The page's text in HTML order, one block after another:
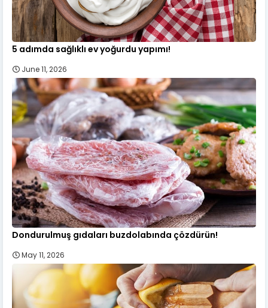
5 adımda sağlıklı ev yoğurdu yapımı!
June 11, 2026
Dondurulmuş gıdaları buzdolabında çözdürün!
May 11, 2026